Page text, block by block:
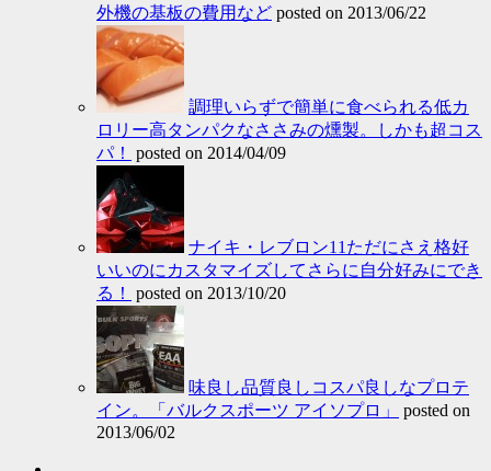
外機の基板の費用など posted on 2013/06/22
調理いらずで簡単に食べられる低カ
ロリー高タンパクなささみの燻製。しかも超コス
パ！
posted on 2014/04/09
ナイキ・レブロン11ただにさえ格好
いいのにカスタマイズしてさらに自分好みにでき
る！
posted on 2013/10/20
味良し品質良しコスパ良しなプロテ
イン。「バルクスポーツ アイソプロ」
posted on
2013/06/02